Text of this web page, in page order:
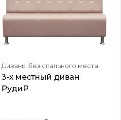
Диваны без спального места
3-х местный диван
РудиР